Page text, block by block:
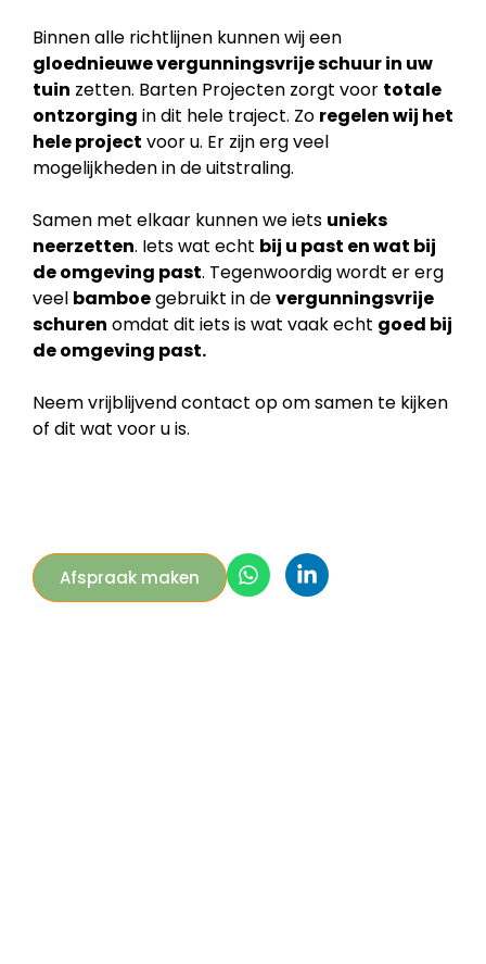
Binnen alle richtlijnen kunnen wij een
gloednieuwe vergunningsvrije schuur in uw
tuin zetten. Barten Projecten zorgt voor totale
ontzorging in dit hele traject. Zo regelen wij het
hele project voor u. Er zijn erg veel
mogelijkheden in de uitstraling.
Samen met elkaar kunnen we iets unieks
neerzetten. Iets wat echt bij u past en wat bij
deomgeving past. Tegenwoordig wordt er erg
veel bamboegebruikt in devergunningsvrije
schuren omdat dit iets is wat vaak echt goed bij
de omgeving past.
Neem vrijblijvend contact op om samen te kijken
of dit wat voor u is.
Afspraak maken